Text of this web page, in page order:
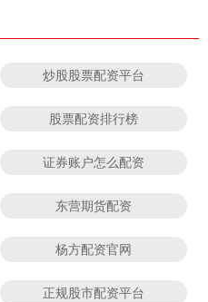
炒股股票配资平台
股票配资排行榜
证券账户怎么配资
东营期货配资
杨方配资官网
正规股市配资平台